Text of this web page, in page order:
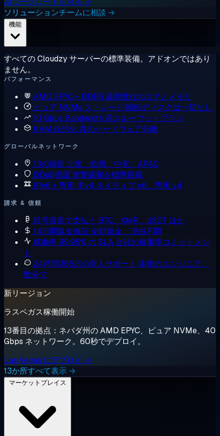
ソリューションチームに相談 →
すべての Cloudzy サーバーの標準装備。アドオンではあり
ません。
パフォーマンス
AMD EPYC + DDR5 最新世代のコアとメモリ
ピュア NVMe ストレージ 回転ディスクは一切なし
10 Gbps Bandwidth 高スループットプラン
KVM 仮想化真のハードウェア分離
グローバルネットワーク
13の場所北米、欧州、中東、APAC
DDoS保護攻撃緩和を標準搭載
IPv6 + 専用 IPv4 ネイティブ v6、専用 v4
請求 & 信頼
暗号資産で支払う BTC、XMR、USDT ほか
14日間返金保証 全額返金、理由不問
稼働率 99.95% の SLA 当社の稼働率コミットメン
ト
24時間365日の有人サポート 本物のエンジニア、
数分で
新リージョン
ラスベガス稼働開始
13番目の拠点：ネバダ州の AMD EPYC、ピュア NVMe、40
Gbps ネットワーク。60秒でデプロイ。
Las Vegas にデプロイ →
13か所すべて表示 →